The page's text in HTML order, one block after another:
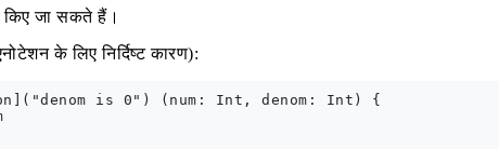
किए जा सकते हैं।
के लिए निर्दिष्ट कारण):
is 0") (num: Int, denom: Int) {